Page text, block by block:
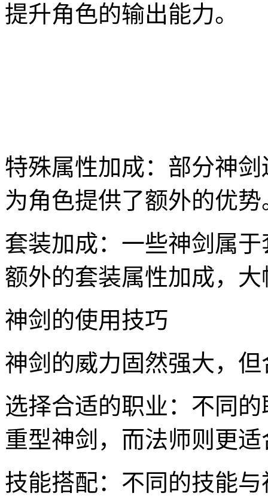
提升角色的输出能力。
特殊属性加成：部分神
为角色提供了额外的优势
套装加成：一些神剑属
额外的套装属性加成，
神剑的使用技巧
神剑的威力固然强大，
选择合适的职业：不同
重型神剑，而法师则更
技能搭配：不同的技能